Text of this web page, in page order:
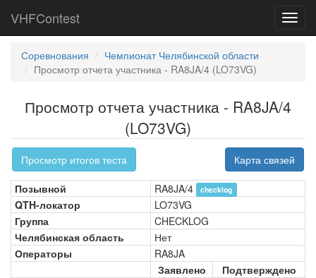
VHFContest
Соревнования
Чемпионат Челябинской области
Просмотр отчета участника - RA8JA/4 (LO73VG)
Просмотр отчета участника - RA8JA/4
(LO73VG)
Просмотр итогов теста Карта связей
Позывной RA8JA/4 checklog
QTH-локатор
LO73VG
Группа
CHECKLOG
Челябинская область
Нет
Операторы
RA8JA
Заявлено
Подтверждено